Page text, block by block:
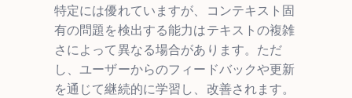
特定には優れていますが、コンテキスト固
有の問題を検出する能力はテキストの複雑
さによって異なる場合があります。ただ
し、ユーザーからのフィードバックや更新
を通じて継続的に学習し、改善されます。